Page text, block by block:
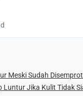
Meski Sudah
Luntur Jika Kulit Tidak